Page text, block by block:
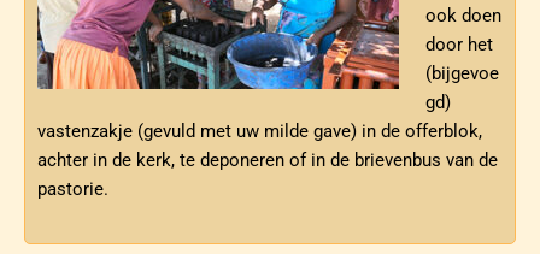
ook doen
door het
(bijgevoe
gd)
vastenzakje (gevuld met uw milde gave) in de offerblok,
achter in de kerk, te deponeren of in de brievenbus van de
pastorie.